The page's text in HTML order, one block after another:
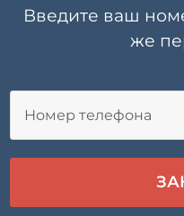
Введите ваш
же